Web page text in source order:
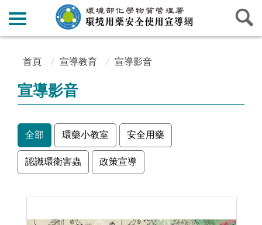
:::
:::
首頁 宣導教育 宣導影音
宣導影音
全部 環藥小教室 安全用藥
認識環衛害蟲 政策宣導